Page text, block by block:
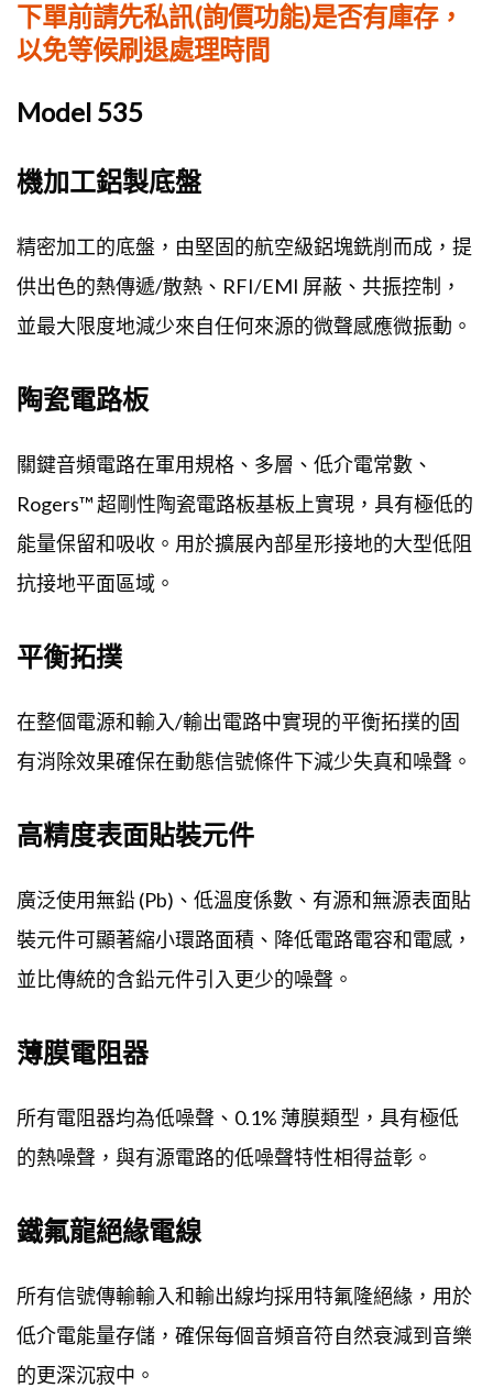
下單前請先私訊(詢價功能)是否有庫存，
以免等候刷退處理時間
Model 535
機加工鋁製底盤
精密加工的底盤，由堅固的航空級鋁塊銑削而成，提
供出色的熱傳遞/散熱、RFI/EMI 屏蔽、共振控制，
並最大限度地減少來自任何來源的微聲感應微振動。
陶瓷電路板
關鍵音頻電路在軍用規格、多層、低介電常數、
Rogers™ 超剛性陶瓷電路板基板上實現，具有極低的
能量保留和吸收。用於擴展內部星形接地的大型低阻
抗接地平面區域。
平衡拓撲
在整個電源和輸入/輸出電路中實現的平衡拓撲的固
有消除效果確保在動態信號條件下減少失真和噪聲。
高精度表面貼裝元件
廣泛使用無鉛 (Pb)、低溫度係數、有源和無源表面貼
裝元件可顯著縮小環路面積、降低電路電容和電感，
並比傳統的含鉛元件引入更少的噪聲。
薄膜電阻器
所有電阻器均為低噪聲、0.1% 薄膜類型，具有極低
的熱噪聲，與有源電路的低噪聲特性相得益彰。
鐵氟龍絕緣電線
所有信號傳輸輸入和輸出線均採用特氟隆絕緣，用於
低介電能量存儲，確保每個音頻音符自然衰減到音樂
的更深沉寂中。